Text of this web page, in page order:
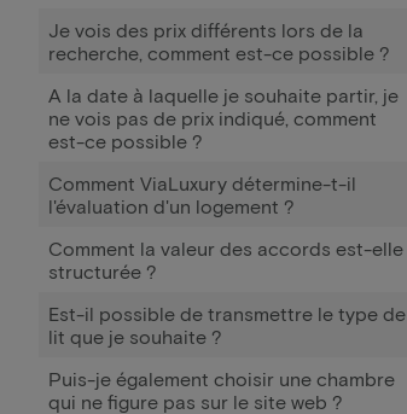
Je vois des prix différents lors de la
recherche, comment est-ce possible ?
A la date à laquelle je souhaite partir, je
ne vois pas de prix indiqué, comment
est-ce possible ?
Comment ViaLuxury détermine-t-il
l'évaluation d'un logement ?
Comment la valeur des accords est-elle
structurée ?
Est-il possible de transmettre le type de
lit que je souhaite ?
Puis-je également choisir une chambre
qui ne figure pas sur le site web ?